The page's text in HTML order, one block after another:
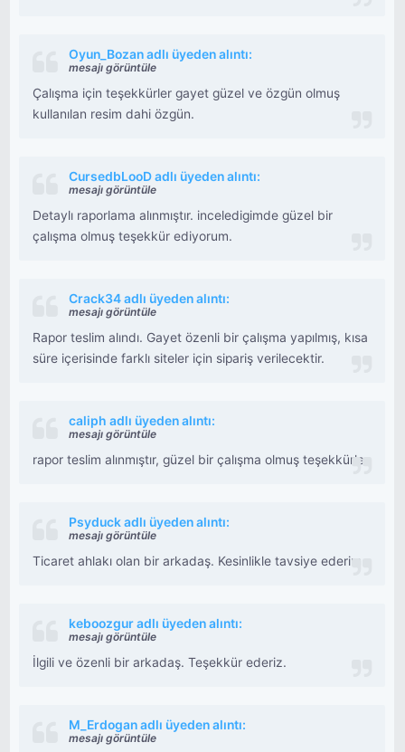
Oyun_Bozan adlı üyeden alıntı:
mesajı görüntüle
Çalışma için teşekkürler gayet güzel ve özgün olmuş
kullanılan resim dahi özgün.
CursedbLooD adlı üyeden alıntı:
mesajı görüntüle
Detaylı raporlama alınmıştır. inceledigimde güzel bir
çalışma olmuş teşekkür ediyorum.
Crack34 adlı üyeden alıntı:
mesajı görüntüle
Rapor teslim alındı. Gayet özenli bir çalışma yapılmış, kısa
süre içerisinde farklı siteler için sipariş verilecektir.
caliph adlı üyeden alıntı:
mesajı görüntüle
rapor teslim alınmıştır, güzel bir çalışma olmuş teşekkürler
Psyduck adlı üyeden alıntı:
mesajı görüntüle
Ticaret ahlakı olan bir arkadaş. Kesinlikle tavsiye ederim.
keboozgur adlı üyeden alıntı:
mesajı görüntüle
İlgili ve özenli bir arkadaş. Teşekkür ederiz.
M_Erdogan adlı üyeden alıntı:
mesajı görüntüle